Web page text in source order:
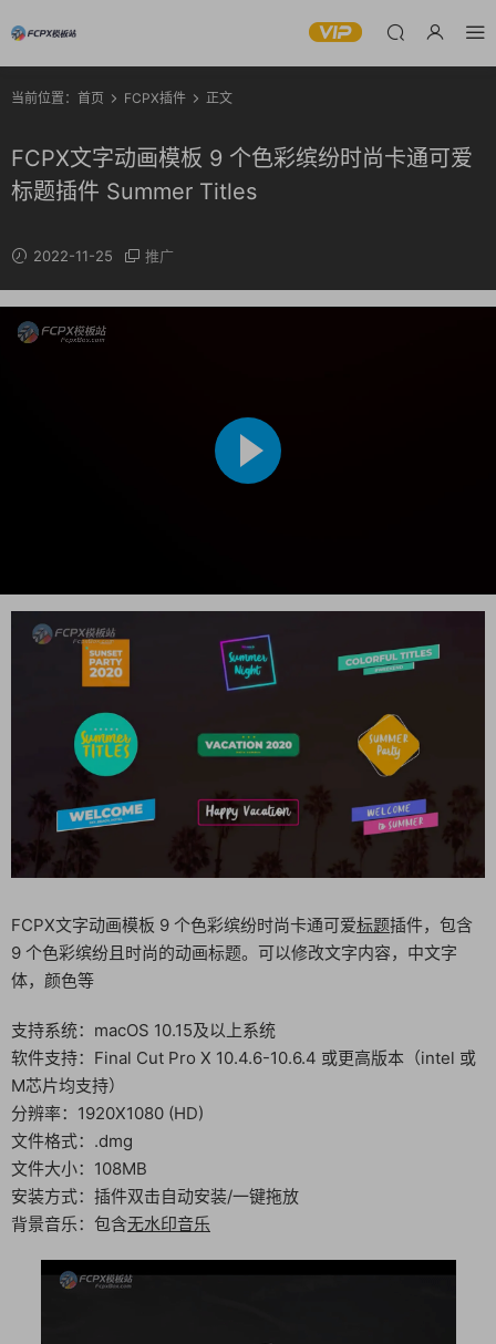
当前位置： 首页 FCPX插件 正文
FCPX文字动画模板 9 个色彩缤纷时尚卡通可爱
标题插件 Summer Titles
2022-11-25 推广
FCPX文字动画模板 9 个色彩缤纷时尚卡通可爱标题插件，包含
9 个色彩缤纷且时尚的动画标题。可以修改文字内容，中文字
体，颜色等
支持系统：macOS 10.15及以上系统
软件支持：Final Cut Pro X 10.4.6-10.6.4 或更高版本（intel 或
M芯片均支持）
分辨率：1920X1080 (HD)
文件格式：.dmg
文件大小：108MB
安装方式：插件双击自动安装/一键拖放
背景音乐：包含无水印音乐